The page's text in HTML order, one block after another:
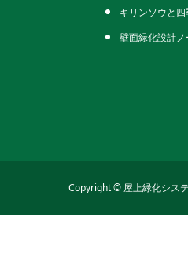
キリンソウと
壁面緑化設計ノ
Copyright © 屋上緑化シス